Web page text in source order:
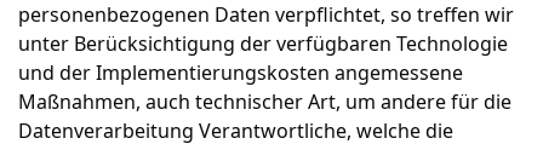
personenbezogenen Daten verpflichtet, so treffen wir
unter Berücksichtigung der verfügbaren Technologie
und der Implementierungskosten angemessene
Maßnahmen, auch technischer Art, um andere für die
Datenverarbeitung Verantwortliche, welche die